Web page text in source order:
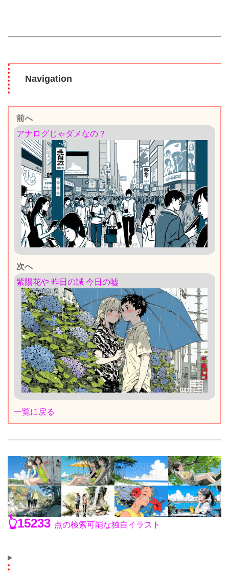
Navigation
前へ
アナログじゃダメなの？
次へ
紫陽花や 昨日の誠 今日の嘘
一覧に戻る
👆15233 点の検索可能な独自イラスト